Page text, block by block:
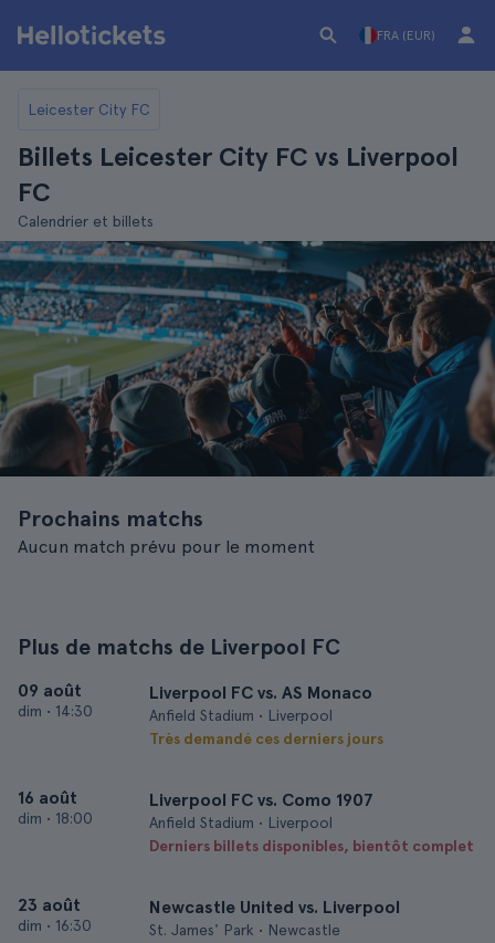
FRA (EUR)
Leicester City FC
Billets Leicester City FC vs Liverpool
FC
Calendrier et billets
Prochains matchs
Aucun match prévu pour le moment
Plus de matchs de Liverpool FC
09 août
dim • 14:30
Liverpool FC vs. AS Monaco
Anfield Stadium • Liverpool
Très demandé ces derniers jours
16 août
dim • 18:00
Liverpool FC vs. Como 1907
Anfield Stadium • Liverpool
Derniers billets disponibles, bientôt complet
23 août
dim • 16:30
Newcastle United vs. Liverpool
St. James' Park • Newcastle